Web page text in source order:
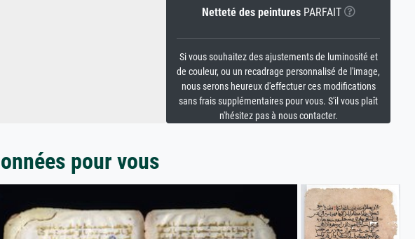
Netteté des peinturesPARFAIT
Si vous souhaitez des ajustements de luminosité et
de couleur, ou un recadrage personnalisé de l'image,
nous serons heureux d'effectuer ces modifications
sans frais supplémentaires pour vous. S'il vous plaît
n'hésitez pas à nous contacter.
pour vous